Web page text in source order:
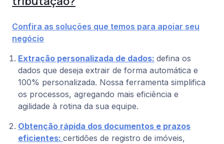
Confira as soluções que temos para apoiar seu
negócio
Extração personalizada de dados: defina os
dados que deseja extrair de forma automática e
100% personalizada. Nossa ferramenta simplifica
os processos, agregando mais eficiência e
agilidade à rotina da sua equipe.
Obtenção rápida dos documentos e prazos
eficientes: certidões de registro de imóveis,